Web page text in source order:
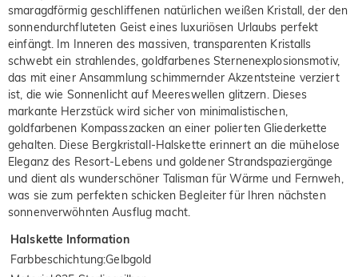
smaragdförmig geschliffenen natürlichen weißen Kristall, der den
sonnendurchfluteten Geist eines luxuriösen Urlaubs perfekt
einfängt. Im Inneren des massiven, transparenten Kristalls
schwebt ein strahlendes, goldfarbenes Sternenexplosionsmotiv,
das mit einer Ansammlung schimmernder Akzentsteine verziert
ist, die wie Sonnenlicht auf Meereswellen glitzern. Dieses
markante Herzstück wird sicher von minimalistischen,
goldfarbenen Kompasszacken an einer polierten Gliederkette
gehalten. Diese Bergkristall-Halskette erinnert an die mühelose
Eleganz des Resort-Lebens und goldener Strandspaziergänge
und dient als wunderschöner Talisman für Wärme und Fernweh,
was sie zum perfekten schicken Begleiter für Ihren nächsten
sonnenverwöhnten Ausflug macht.
Halskette Information
Farbbeschichtung:Gelbgold